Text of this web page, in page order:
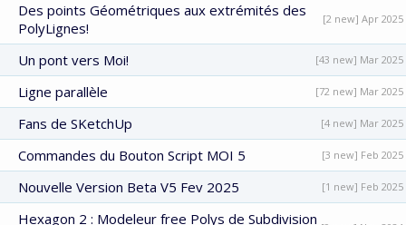
Des points Géométriques aux extrémités des
PolyLignes!
[2 new] Apr 2025
Un pont vers Moi! [43 new] Mar 2025
Ligne parallèle [72 new] Mar 2025
Fans de SKetchUp [4 new] Mar 2025
Commandes du Bouton Script MOI 5 [3 new] Feb 2025
Nouvelle Version Beta V5 Fev 2025 [1 new] Feb 2025
Hexagon 2 : Modeleur free Polys de Subdivision